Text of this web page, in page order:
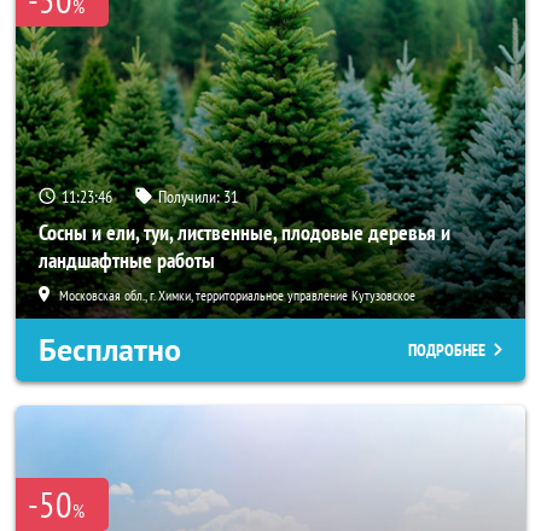
%
11:23:46 Получили:31
Сосны и ели, туи, лиственные, плодовые деревья и
ландшафтные работы
Московская обл., г. Химки, территориальное управление Кутузовское
Бесплатно ПОДРОБНЕЕ
-50%